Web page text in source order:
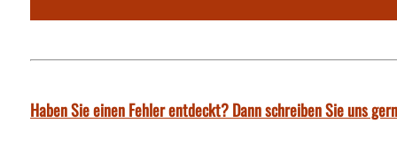
Haben Sie einen Fehler entdeckt? Dann schreiben Sie uns